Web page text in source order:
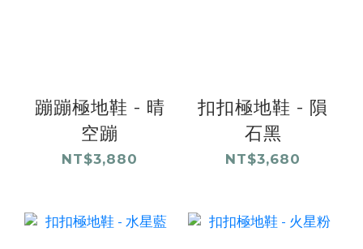
蹦蹦極地鞋 - 晴
空蹦
NT$3,880
扣扣極地鞋 - 隕
石黑
NT$3,680